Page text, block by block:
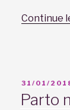
Continue
31/01/
Parto